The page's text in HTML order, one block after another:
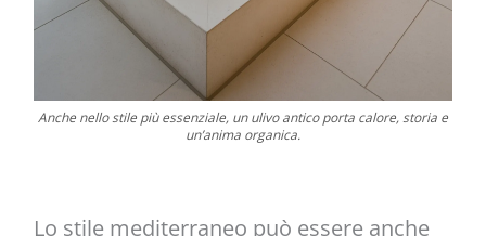
Anche nello stile più essenziale, un ulivo antico porta calore, storia e
un’anima organica.
Lo stile mediterraneo può essere anche